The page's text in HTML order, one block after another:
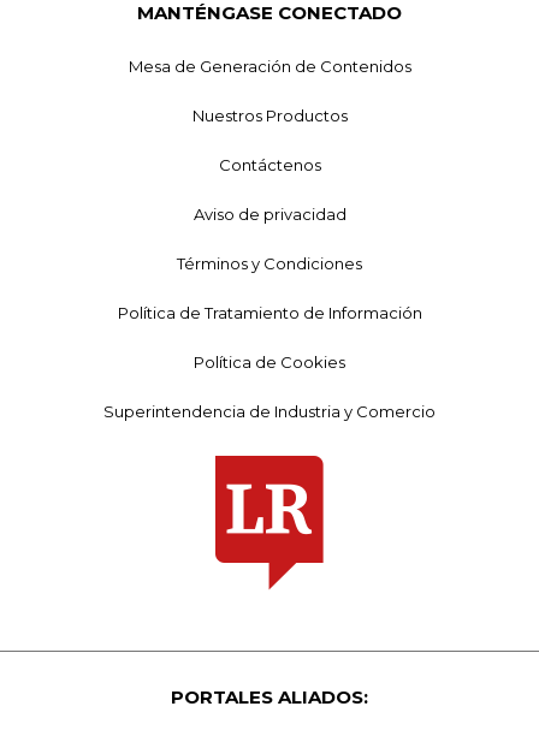
MANTÉNGASE CONECTADO
Mesa de Generación de Contenidos
Nuestros Productos
Contáctenos
Aviso de privacidad
Términos y Condiciones
Política de Tratamiento de Información
Política de Cookies
Superintendencia de Industria y Comercio
PORTALES ALIADOS: